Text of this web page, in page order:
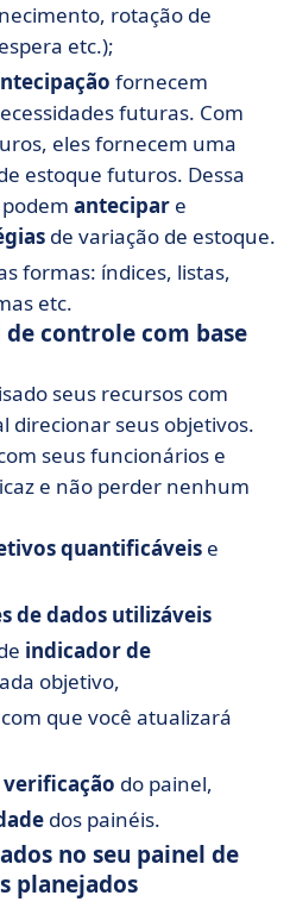
rotação de
etc.);
fornecem
futuras. Com
eles fornecem uma
estoque futuros. Dessa
antecipar e
de variação de estoque.
formas: índices, listas,
etc.
de controle com base
seus recursos com
direcionar seus objetivos.
seus funcionários e
e não perder nenhum
quantificáveis e
de dados utilizáveis
indicador de
objetivo,
com que você atualizará
verificação do painel,
dos painéis.
no seu painel de
planejados